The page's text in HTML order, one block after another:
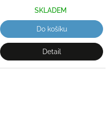
SKLADEM
Do košíku
Detail